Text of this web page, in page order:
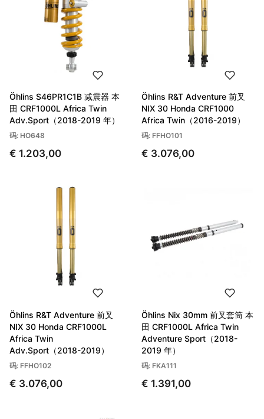
Öhlins S46PR1C1B 减震器 本
田 CRF1000L Africa Twin
Adv.Sport（2018-2019 年）
码: HO648
€ 1.203,00
Öhlins R&T Adventure 前叉
NIX 30 Honda CRF1000
Africa Twin（2016-2019）
码: FFHO101
€ 3.076,00
Öhlins R&T Adventure 前叉
NIX 30 Honda CRF1000L
Africa Twin
Adv.Sport（2018-2019）
码: FFHO102
€ 3.076,00
Öhlins Nix 30mm 前叉套筒 本
田 CRF1000L Africa Twin
Adventure Sport（2018-
2019 年）
码: FKA111
€ 1.391,00